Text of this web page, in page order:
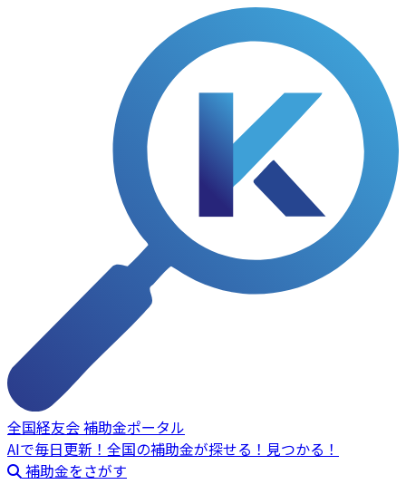
全国経友会 補助金ポータル
AIで毎日更新！全国の補助金が探せる！見つかる！
補助金をさがす